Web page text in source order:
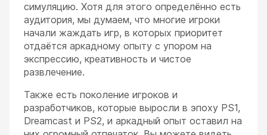
симуляцию. Хотя для этого определённо есть
аудитория, мы думаем, что многие игроки
начали жаждать игр, в которых приоритет
отдаётся аркадному опыту с упором на
экспрессию, креативность и чистое
развлечение.
Также есть поколение игроков и
разработчиков, которые выросли в эпоху PS1,
Dreamcast и PS2, и аркадный опыт оставил на